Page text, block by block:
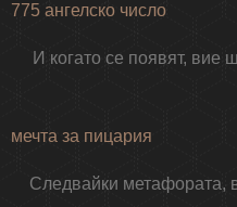
775 ангелско число
И когато се появят, вие
мечта за пицария
Следвайки метафората,